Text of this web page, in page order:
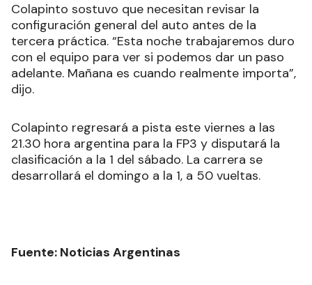
Colapinto sostuvo que necesitan revisar la
configuración general del auto antes de la
tercera práctica. “Esta noche trabajaremos duro
con el equipo para ver si podemos dar un paso
adelante. Mañana es cuando realmente importa”,
dijo.
Colapinto regresará a pista este viernes a las
21.30 hora argentina para la FP3 y disputará la
clasificación a la 1 del sábado. La carrera se
desarrollará el domingo a la 1, a 50 vueltas.
Fuente: Noticias Argentinas